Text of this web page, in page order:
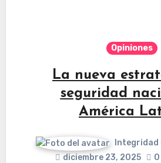
Opiniones
La nueva
seguridad
América
Integridad
diciembre 23, 2025
0